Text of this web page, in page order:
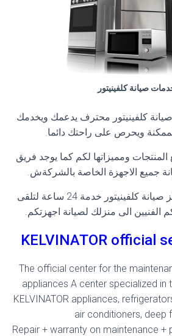
صيانة كلفينيتور
كلفينيتور محترف يدعمك ويخدمك
ويحرص على راحتك دائما.
ومميزاتها لكم كما يوجد فريق
جميع الاجهزة الخاصة بالشركةش.
كذلك ، توفر لكم مراكز صيانة كلفينيتور خدمة 24 ساعة لتلقى
الفنيين الى منزلك لصيانة اجهزتكم.
KELVINATOR official
The official center for the
appliances A center specialized in
KELVINATOR appliances,
air conditioners, deep
Repair + warranty on maintenance +